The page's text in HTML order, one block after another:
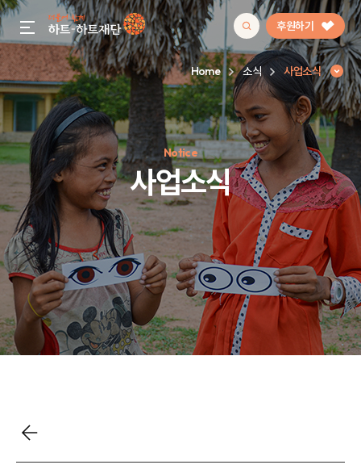
gnb menu open 후원하기
인기 키워드
#정기후원#하트플레이스#캠페인#팬덤후원
Home 소식 사업소식
Notice
사업소식
사업소식